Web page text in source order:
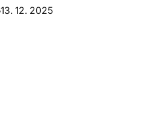
13. 12. 2025